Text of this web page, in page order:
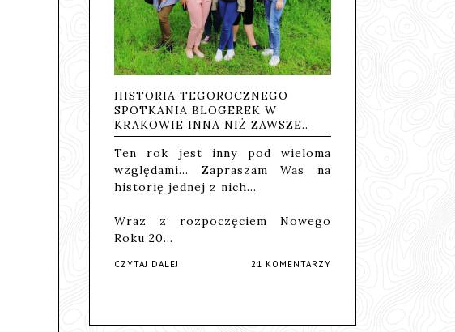
HISTORIA TEGOROCZNEGO
SPOTKANIA BLOGEREK W
KRAKOWIE INNA NIŻ ZAWSZE..
Ten rok jest inny pod wieloma
względami... Zapraszam Was na
historię jednej z nich...
Wraz z rozpoczęciem Nowego
Roku 20…
CZYTAJ DALEJ 21 KOMENTARZY